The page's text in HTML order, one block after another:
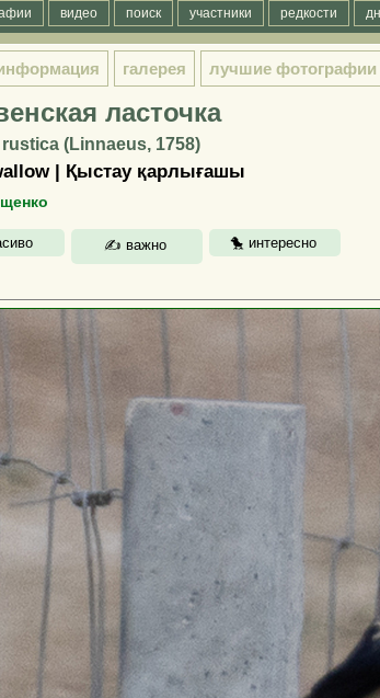
видео поиск участники редкости
галерея лучшие фотографии
ласточка
(Linnaeus, 1758)
| Қыстау қарлығашы